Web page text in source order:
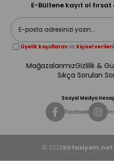
E-Bültene kayıt ol
Üyelik koşullarını ve kişisel
MağazalarımızGizlilik &
Sıkça Sorulan
Sosyal Medya
Facebook
© 2023kirtasiyem.net